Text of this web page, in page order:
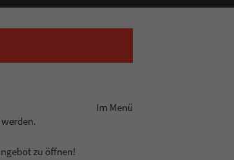
Im Menü
zu öffnen!